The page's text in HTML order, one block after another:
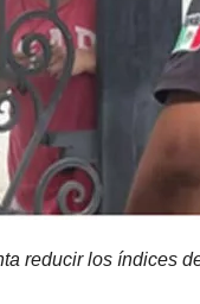
reducir los índices